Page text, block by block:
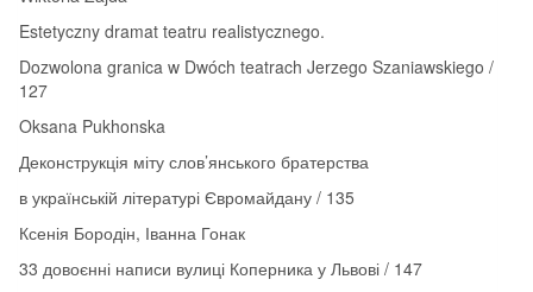
Estetyczny dramat teatru realistycznego.
Dozwolona granica w Dwóch teatrach Jerzego Szaniawskiego /
127
Oksana Pukhonska
Деконструкція міту слов’янського братерства
в українській літературі Євромайдану / 135
Ксенія Бородін, Іванна Гонак
33 довоєнні написи вулиці Коперника у Львові / 147